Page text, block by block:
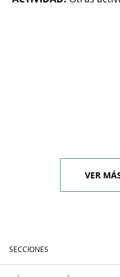
VER
SECCIONES